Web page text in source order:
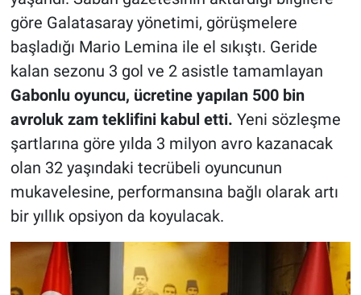
göre Galatasaray yönetimi, görüşmelere
başladığı Mario Lemina ile el sıkıştı. Geride
kalan sezonu 3 gol ve 2 asistle tamamlayan
Gabonlu oyuncu, ücretine yapılan 500 bin
avroluk zam teklifini kabul etti. Yeni sözleşme
şartlarına göre yılda 3 milyon avro kazanacak
olan 32 yaşındaki tecrübeli oyuncunun
mukavelesine, performansına bağlı olarak artı
bir yıllık opsiyon da koyulacak.